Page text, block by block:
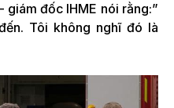
giám đốc IHME nói rằng:”
Tôi không nghĩ đó là